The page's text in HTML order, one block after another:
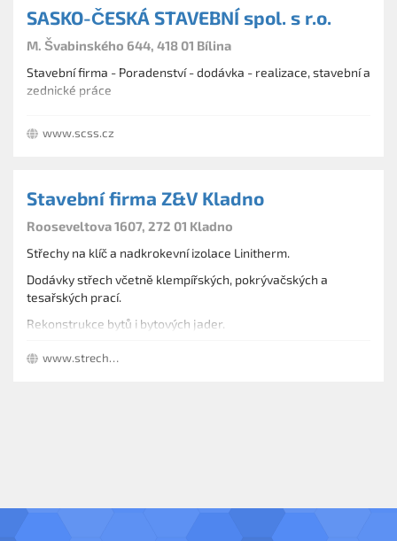
SASKO-ČESKÁ STAVEBNÍ spol. s r.o.
M. Švabinského 644, 418 01 Bílina
Stavební firma - Poradenství - dodávka - realizace, stavební a
zednické práce
www.scss.cz
Stavební firma Z&V Kladno
Rooseveltova 1607, 272 01 Kladno
Střechy na klíč a nadkrokevní izolace Linitherm.
Dodávky střech včetně klempířských, pokrývačských a
tesařských prací.
Rekonstrukce bytů i bytových jader.
Stavby a novostavby rodinných domů od návrhu po realizace.
www.strechyzv.net